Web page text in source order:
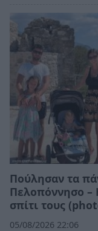
Πούλησαν τα
Πελοπόννησο –
σπίτι τους
05/08/2026 22:06